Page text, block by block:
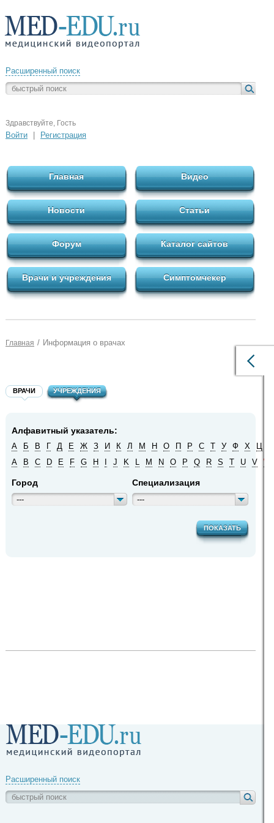
Расширенный поиск
Здравствуйте, Гость
Войти Регистрация
Главная Видео
Новости Статьи
Форум Каталог сайтов
Врачи и учреждения Симптомчекер
Главная / Информация о врачах
ВРАЧИ УЧРЕЖДЕНИЯ
Алфавитный указатель:
А Б В Г Д Е Ж З И К Л М Н О П Р С Т У Ф Х Ц
A
B C D E F G H J K L M N O P Q R S T U V W
Город
---
Специализация
---
ПОКАЗАТЬ
Расширенный поиск